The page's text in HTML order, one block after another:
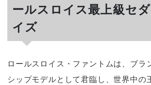
ールスロイス最上級セ
イズ
ロールスロイス・ファントムは、ブラ
シップモデルとして君臨し、世界中の